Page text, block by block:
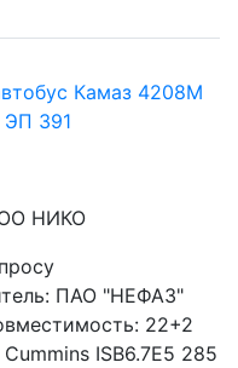
Камаз 4208М
ЭП 391
НИКО
ПАО "НЕФАЗ"
22+2
ISB6.7E5 285